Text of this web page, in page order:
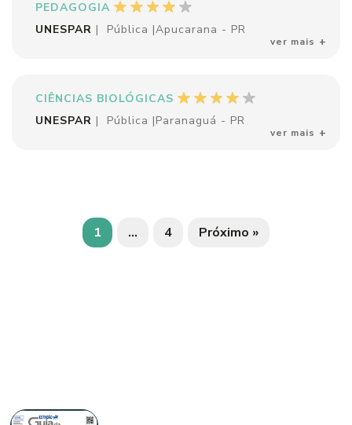
PEDAGOGIA
UNESPAR | Pública |Apucarana - PR
ver mais
CIÊNCIAS BIOLÓGICAS
UNESPAR | Pública |Paranaguá - PR
ver mais
1 … 4 Próximo »